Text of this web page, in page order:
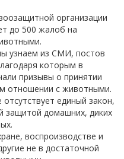
организации
до 500 жалоб на
узнаем из СМИ, постов
которым в
призывы о принятии
отношении с животными.
единый закон,
защитой домашних, диких
воспроизводстве и
не в достаточной